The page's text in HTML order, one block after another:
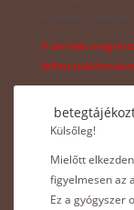
A termék
Külsőleg!
Mielőtt
figyelmesen az
Ez a gyógyszer